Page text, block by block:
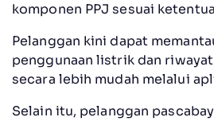
komponen PPJ sesuai
Pelanggan kini dapat
penggunaan listrik dan
secara lebih mudah melalui
Selain itu, pelanggan